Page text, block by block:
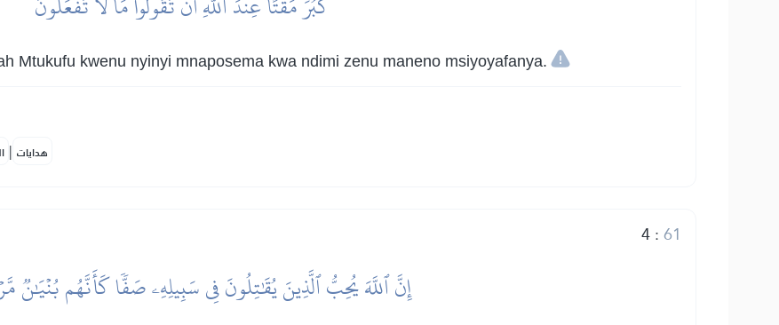
Mtukufu kwenu nyinyi mnaposema kwa ndimi zenu maneno msiyoyafanya.
| هدايات
4:61
إِنَّ ٱللَّهَ يُحِبُّ ٱلَّذِينَ يُقَٰتِلُونَ فِي سَبِيلِهِۦ صَفّٗا كَأَنَّهُم